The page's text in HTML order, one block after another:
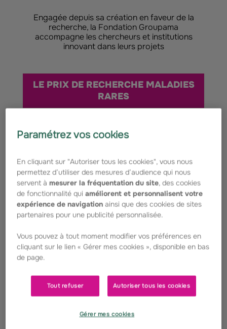
Engagée depuis sa création en faveur de la
recherche, la Fondation Groupama
accompagne les chercheurs et institutions
innovant dans leurs projets
LE PRIX DE RECHERCHE MALADIES
RARES
Créé en 2017, lePrix de Recherche Maladies
rarespermet de financer, pendant 5 ans une
confirmé, ayant ouvert une voie novatrice
dans les maladies rares. Il est attribué tous les
2 ans.
DÉCOUVREZ LE PRIX ET SES LAURÉATS
La Fondation et les Caisses Régionales de
nombreuses années pourfaire avancer la
Paramétrez vos cookies
En cliquant sur "Autoriser tous les cookies", vous nous
permettez d’utiliser des mesures d’audience qui nous
servent àmesurer la fréquentation du site, des cookies
de fonctionnalité quiaméliorent et personnalisent votre
expérience de navigation ainsi que des cookies de sites
partenaires pour une publicité personnalisée.
Vous pouvez à tout moment modifier vos préférences en
cliquant sur le lien « Gérer mes cookies », disponible en bas
de page.
Tout refuser Autoriser tous les cookies
Gérer mes cookies